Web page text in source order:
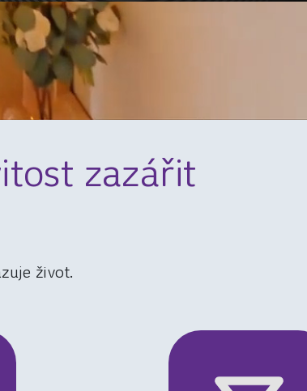
zazářit
život.